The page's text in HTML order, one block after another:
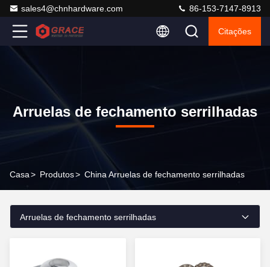
sales4@chnhardware.com 86-153-7147-8913
Citações
Arruelas de fechamento serrilhadas
Casa> Produtos> China Arruelas de fechamento serrilhadas
Arruelas de fechamento serrilhadas